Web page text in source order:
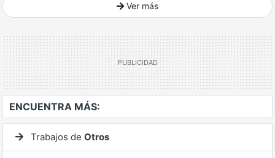
Ver más
ENCUENTRA MÁS:
Trabajos de Otros